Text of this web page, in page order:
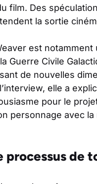
film. Des
la sortie
est notamment
Guerre Civile
de nouvelles
elle a
pour le
personnage avec
processus de